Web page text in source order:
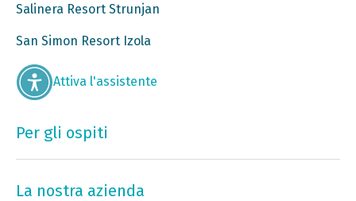
Salinera Resort Strunjan
San Simon Resort Izola
Attiva l'assistente
Per gli ospiti
La nostra azienda